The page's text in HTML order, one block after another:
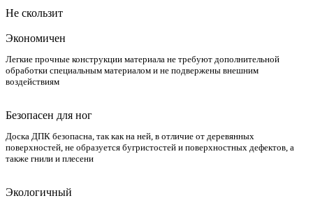
Не скользит
Экономичен
Легкие прочные конструкции материала не требуют дополнительной
обработки специальным материалом и не подвержены внешним
воздействиям
Безопасен для ног
Доска ДПК безопасна, так как на ней, в отличие от деревянных
поверхностей, не образуется бугристостей и поверхностных дефектов, а
также гнили и плесени
Экологичный